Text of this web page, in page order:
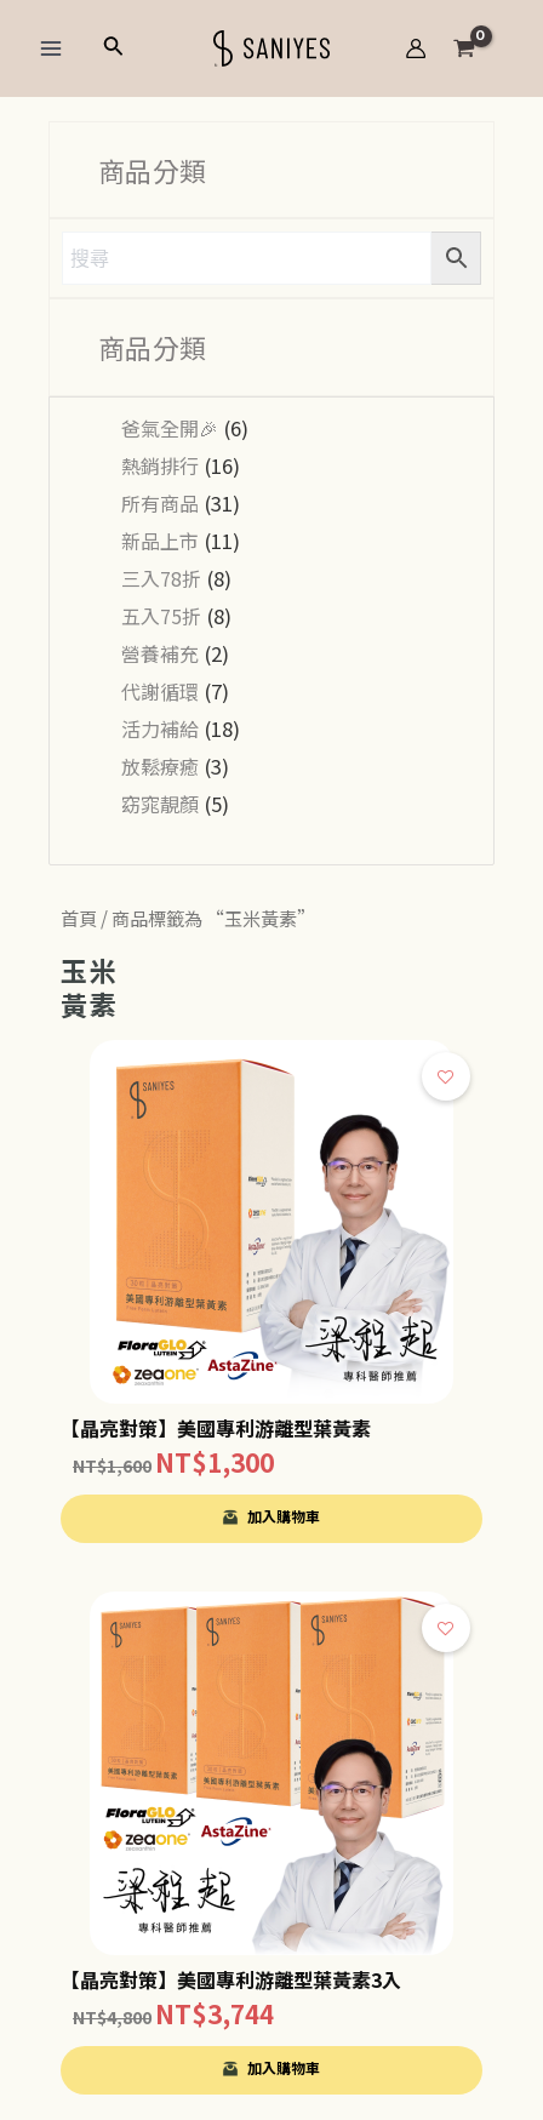
搜
商品分類
商品分類
爸氣全開🎉 (6)
熱銷排行 (16)
所有商品 (31)
新品上市 (11)
三入78折 (8)
五入75折 (8)
營養補充 (2)
代謝循環 (7)
活力補給 (18)
放鬆療癒 (3)
窈窕靚顏 (5)
首頁 / 商品標籤為 “玉米黃素”
玉米
黃素
【晶亮對策】美國專利游離型葉黃素
NT$1,600 NT$1,300
加入購物車
【晶亮對策】美國專利游離型葉黃素3入
NT$4,800 NT$3,744
加入購物車